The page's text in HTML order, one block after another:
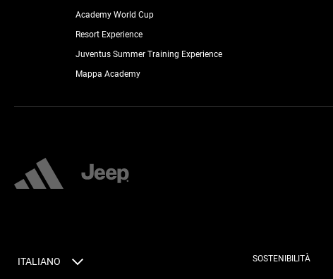
Academy World Cup
Resort Experience
Juventus Summer Training Experience
Mappa Academy
ITALIANO SOSTENIBILITÀ